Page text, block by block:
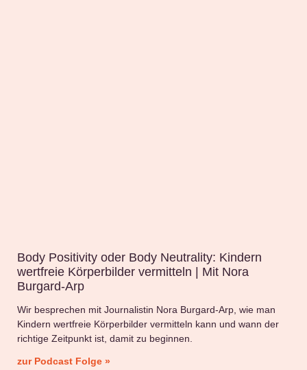
Body Positivity oder Body Neutrality: Kindern
wertfreie Körperbilder vermitteln | Mit Nora
Burgard-Arp
Wir besprechen mit Journalistin Nora Burgard-Arp, wie man
Kindern wertfreie Körperbilder vermitteln kann und wann der
richtige Zeitpunkt ist, damit zu beginnen.
zur Podcast Folge »